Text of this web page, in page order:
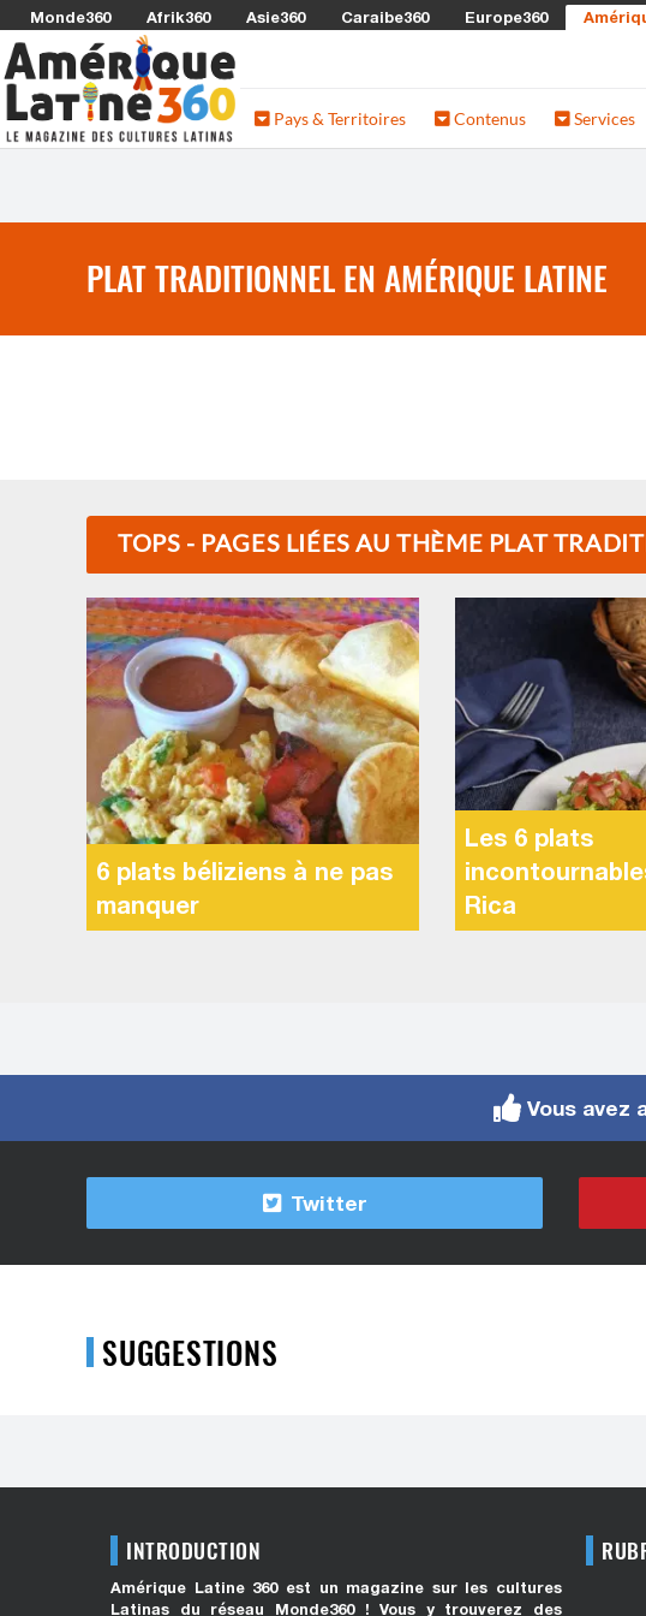
Monde360 Afrik360 Asie360 Caraibe360 Europe360
Pays & Territoires Contenus Services
PLAT TRADITIONNEL EN AMÉRIQUE LATINE
TOPS - PAGES LIÉES AU THÈME PLAT
6 plats béliziens à ne pas
manquer
Les 6 plats
Rica
Vous avez
Twitter
SUGGESTIONS
INTRODUCTION
Amérique Latine 360 est un magazine sur les cultures
Latinas du réseau Monde360 ! Vous y trouverez des